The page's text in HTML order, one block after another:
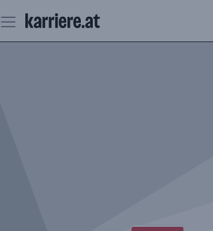
Seiteninhalt
springen